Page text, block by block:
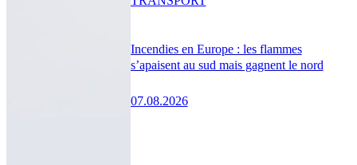
Incendies en Europe : les flammes
s’apaisent au sud mais gagnent le nord
07.08.2026